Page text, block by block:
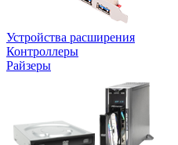
Устройства расширения
Контроллеры
Райзеры